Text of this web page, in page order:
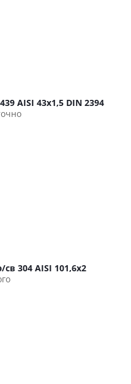
AISI 43х1,5 DIN 2394
304 AISI 101,6х2